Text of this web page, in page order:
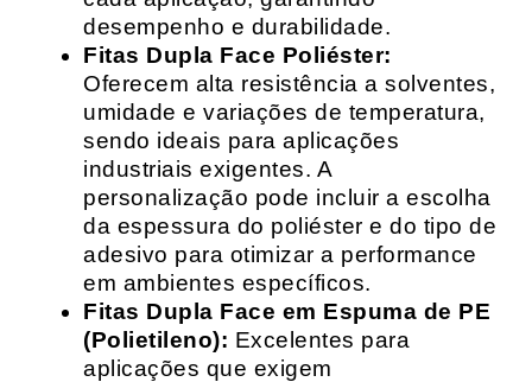
desempenho e durabilidade.
Fitas Dupla Face Poliéster:
Oferecem alta resistência a solventes,
umidade e variações de temperatura,
sendo ideais para aplicações
industriais exigentes. A
personalização pode incluir a escolha
da espessura do poliéster e do tipo de
adesivo para otimizar a performance
em ambientes específicos.
Fitas Dupla Face em Espuma de PE
(Polietileno): Excelentes para
aplicações que exigem